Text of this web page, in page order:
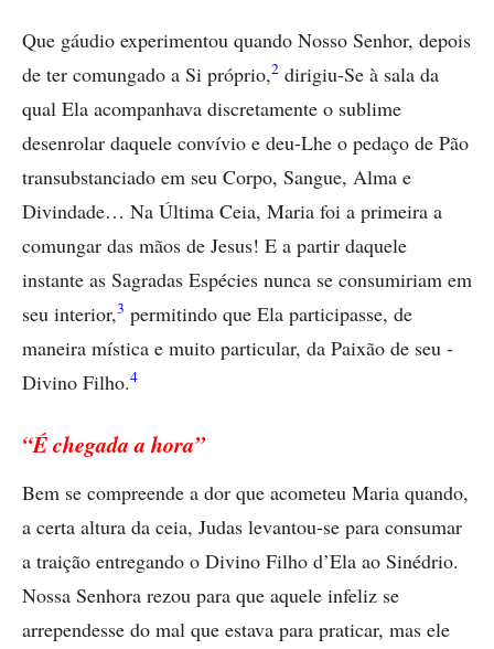
Que gáudio experimentou quando Nosso Senhor, depois
de ter comungado a Si próprio,2 dirigiu-Se à sala da
qual Ela acompanhava discretamente o sublime
desenrolar daquele convívio e deu-Lhe o pedaço de Pão
transubstanciado em seu Corpo, Sangue, Alma e
Divindade… Na Última Ceia, Maria foi a primeira a
comungar das mãos de Jesus! E a partir daquele
instante as Sagradas Espécies nunca se consumiriam em
seu interior,3 permitindo que Ela participasse, de
maneira mística e muito particular, da Paixão de seu ­
Divino Filho.4
“É chegada a hora”
Bem se compreende a dor que acometeu Maria quando,
a certa altura da ceia, Judas levantou-se para consumar
a traição entregando o Divino Filho d’Ela ao Sinédrio.
Nossa Senhora rezou para que aquele infeliz se
arrependesse do mal que estava para praticar, mas ele